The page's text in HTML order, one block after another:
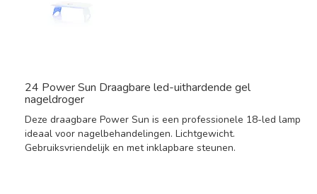
24 Power Sun Draagbare led-uithardende gel
nageldroger
Deze draagbare Power Sun is een professionele 18-led lamp
ideaal voor nagelbehandelingen. Lichtgewicht.
Gebruiksvriendelijk en met inklapbare steunen.